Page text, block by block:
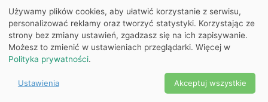
Ekobilet2026 |
Ustawienia
cookies
2026
Używamy plików cookies, aby ułatwić korzystanie z serwisu,
personalizować reklamy oraz tworzyć statystyki. Korzystając ze
strony bez zmiany ustawień, zgadzasz się na ich zapisywanie.
Możesz to zmienić w ustawieniach przeglądarki. Więcej w
Polityka prywatności.
Ustawienia Akceptuj wszystkie